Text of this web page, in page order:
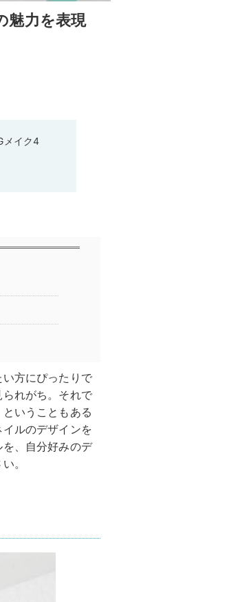
魅力を表現
メイク4
方にぴったりで
れがち。それで
いうこともある
ルのデザインを
、自分好みのデ
。